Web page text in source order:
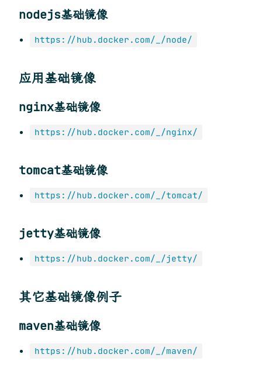
nodejs基础镜像
https://hub.docker.com/_/node/
应用基础镜像
nginx基础镜像
https://hub.docker.com/_/nginx/
tomcat基础镜像
https://hub.docker.com/_/tomcat/
jetty基础镜像
https://hub.docker.com/_/jetty/
其它基础镜像例子
maven基础镜像
https://hub.docker.com/_/maven/